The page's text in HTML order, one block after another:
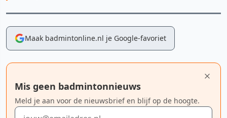
Maak badmintonline.nl je Google-favoriet
Mis geen badmintonnieuws
Meld je aan voor de nieuwsbrief en blijf op de hoogte.
E-mailadres